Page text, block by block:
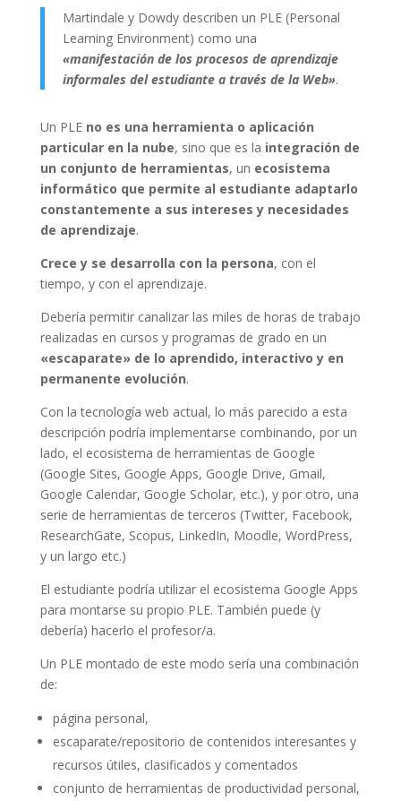
Martindale y Dowdy describen un PLE (Personal
Learning Environment) como una
«manifestación de los procesos de aprendizaje
informales del estudiante a través de la Web».
Un PLE no es una herramienta o aplicación
particular en la nube, sino que es la integración de
un conjunto de herramientas, un ecosistema
informático que permite al estudiante adaptarlo
constantemente a sus intereses y necesidades
de aprendizaje.
Crece y se desarrolla con la persona, con el
tiempo, y con el aprendizaje.
Debería permitir canalizar las miles de horas de trabajo
realizadas en cursos y programas de grado en un
«escaparate» de lo aprendido, interactivo y en
permanente evolución.
Con la tecnología web actual, lo más parecido a esta
descripción podría implementarse combinando, por un
lado, el ecosistema de herramientas de Google
(Google Sites, Google Apps, Google Drive, Gmail,
Google Calendar, Google Scholar, etc.), y por otro, una
serie de herramientas de terceros (Twitter, Facebook,
ResearchGate, Scopus, LinkedIn, Moodle, WordPress,
y un largo etc.)
El estudiante podría utilizar el ecosistema Google Apps
para montarse su propio PLE. También puede (y
debería) hacerlo el profesor/a.
Un PLE montado de este modo sería una combinación
de:
página personal,
escaparate/repositorio de contenidos interesantes y
recursos útiles, clasificados y comentados
conjunto de herramientas de productividad personal,